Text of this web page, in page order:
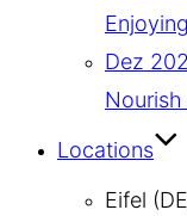
Dez
Locations
Eifel